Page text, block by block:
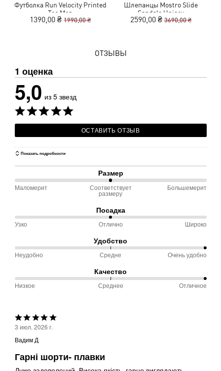
Футболка Run Velocity Printed
Tee Men
1390,00 ₴ 1990,00 ₴
Шлепанцы Mostro Slide
Sandals Unisex
2590,00 ₴ 3690,00 ₴
ОТЗЫВЫ
1 оценка
5,0 из 5 звезд
ОСТАВИТЬ ОТЗЫВ
Показать подробности
Размер
50 %
и
размеру
Маломерит Соответствует
размеру
Большемерит
Посадка
50 %
Узко
Узко Отлично Широко
Удобство
100 %
Неудобно
Неудобно Средне Очень удобно
Качество
100 %
и
Низкое Среднее Отличное
Выбрана
оценка
5из
5
3 июл. 2026 г.
Вадим Д
Гарні шорти- плавки